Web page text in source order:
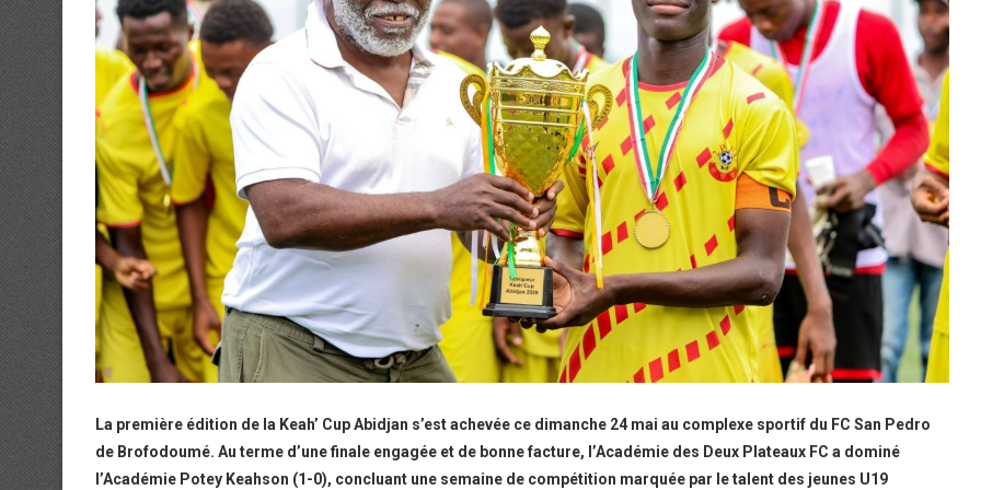
La première édition de la Keah’ Cup Abidjan s’est achevée ce dimanche 24 mai au complexe sportif du FC San Pedro
de Brofodoumé. Au terme d’une finale engagée et de bonne facture, l’Académie des Deux Plateaux FC a dominé
l’Académie Potey Keahson (1-0), concluant une semaine de compétition marquée par le talent des jeunes U19